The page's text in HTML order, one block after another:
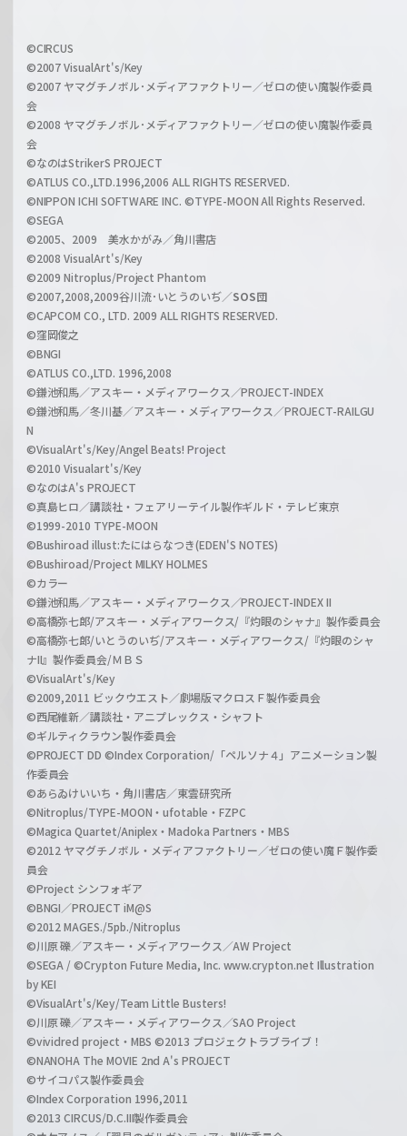
a
r
z
i
l
h
a
n
l
©CIRCUS
©2007 VisualArt's/Key
©2007 ヤマグチノボル･メディアファクトリー／ゼロの使い魔製作委員
会
©2008 ヤマグチノボル･メディアファクトリー／ゼロの使い魔製作委員
会
©なのはStrikerS PROJECT
©ATLUS CO.,LTD.1996,2006 ALL RIGHTS RESERVED.
©NIPPON ICHI SOFTWARE INC. ©TYPE-MOON All Rights Reserved.
©SEGA
©2005、2009 美水かがみ／角川書店
©2008 VisualArt's/Key
©2009 Nitroplus/Project Phantom
©2007,2008,2009谷川流･いとうのいぢ／SOS団
©CAPCOM CO., LTD. 2009 ALL RIGHTS RESERVED.
©窪岡俊之
©BNGI
©ATLUS CO.,LTD. 1996,2008
©鎌池和馬／アスキー・メディアワークス／PROJECT-INDEX
©鎌池和馬／冬川基／アスキー・メディアワークス／PROJECT-RAILGU
N
©VisualArt's/Key/Angel Beats! Project
©2010 Visualart's/Key
©なのはA's PROJECT
©真島ヒロ／講談社・フェアリーテイル製作ギルド・テレビ東京
©1999-2010 TYPE-MOON
©Bushiroad illust:たにはらなつき(EDEN'S NOTES)
©Bushiroad/Project MILKY HOLMES
©カラー
©鎌池和馬／アスキー・メディアワークス／PROJECT-INDEX II
©高橋弥七郎/アスキー・メディアワークス/『灼眼のシャナ』製作委員会
©高橋弥七郎/いとうのいぢ/アスキー・メディアワークス/『灼眼のシャ
ナII』製作委員会/ＭＢＳ
©VisualArt's/Key
©2009,2011 ビックウエスト／劇場版マクロスＦ製作委員会
©西尾維新／講談社・アニプレックス・シャフト
©ギルティクラウン製作委員会
©PROJECT DD ©Index Corporation/「ペルソナ４」アニメーション製
作委員会
©あらゐけいいち・角川書店／東雲研究所
©Nitroplus/TYPE-MOON・ufotable・FZPC
©Magica Quartet/Aniplex・Madoka Partners・MBS
©2012 ヤマグチノボル・メディアファクトリー／ゼロの使い魔Ｆ製作委
員会
©Project シンフォギア
©BNGI／PROJECT iM@S
©2012 MAGES./5pb./Nitroplus
©川原 礫／アスキー・メディアワークス／AW Project
©SEGA / ©Crypton Future Media, Inc. www.crypton.net Illustration
by KEI
©VisualArt's/Key/Team Little Busters!
©川原 礫／アスキー・メディアワークス／SAO Project
©vividred project・MBS ©2013 プロジェクトラブライブ！
©NANOHA The MOVIE 2nd A's PROJECT
©サイコパス製作委員会
©Index Corporation 1996,2011
©2013 CIRCUS/D.C.III製作委員会